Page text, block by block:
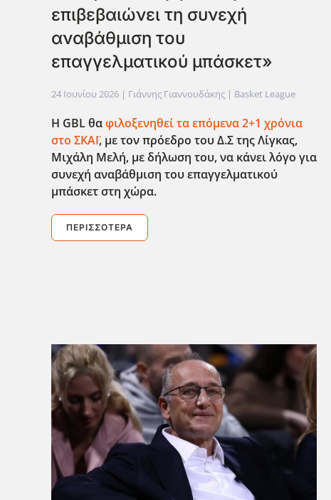
επιβεβαιώνει τη συνεχή
αναβάθμιση του
επαγγελματικού μπάσκετ»
24 Ιουνίου 2026 | Γιάννης Γιαννουδάκης | Basket League
Η GBLθαφιλοξενηθεί τα επόμενα 2+1 χρόνια
στο ΣΚΑΪ, με τον πρόεδρο του Δ.Σ της Λίγκας,
Μιχάλη Μελή, με δήλωση του, να κάνει λόγο για
συνεχή αναβάθμιση του επαγγελματικού
μπάσκετ στη χώρα.
ΠΕΡΙΣΣΌΤΕΡΑ